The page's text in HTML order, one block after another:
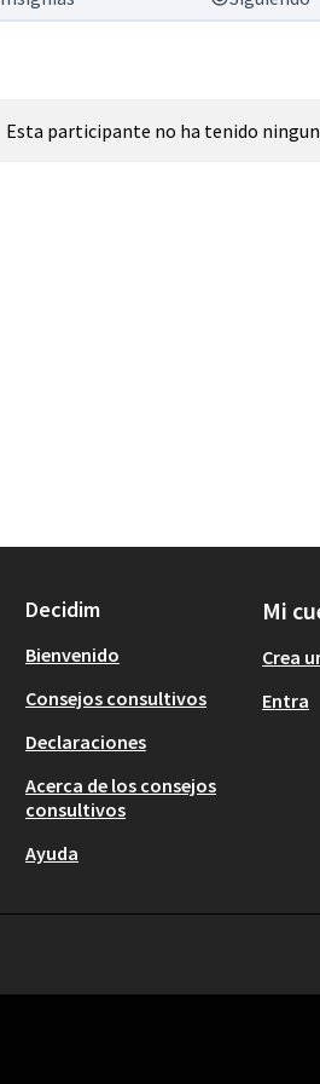
Esta participante no ha tenido
Decidim
Bienvenido
Consejos consultivos
Declaraciones
Acerca de los consejos
consultivos
Ayuda
Mi
Crea
Entra